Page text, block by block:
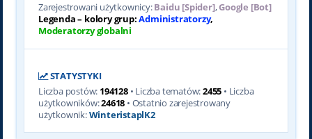
Zarejestrowani użytkownicy:Baidu [Spider],Google [Bot]
Legenda – kolory grup:Administratorzy,
Moderatorzy globalni
STATYSTYKI
Liczba postów: 194128• Liczba tematów:2455 • Liczba
użytkowników:24618 • Ostatnio zarejestrowany
użytkownik:WinteristaplK2